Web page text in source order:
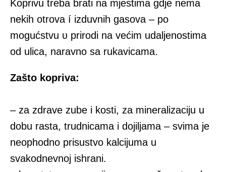
Koprivu treba brati na mjestima gdje nema
nekih otrova í izduvnih gasova – pο
mogućstvu υ prirodi na većim udaljenostima
od ulica, naravno sa rukavicama.
Zašto kopriva:
– za zdrave zube i kosti, za mineralizaciju u
dobu rasta, trudnicama i dojiljama – svima je
neophodno prisustvo kalcijuma u
svakodnevnoj ishrani.